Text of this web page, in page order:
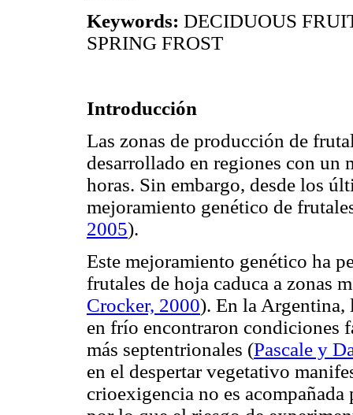
Keywords: DECIDUOUS
SPRING FROST
Introducción
Las zonas de producción de
desarrollado en regiones con
horas. Sin embargo, desde los
mejoramiento genético de
2005).
Este mejoramiento genético ha
frutales de hoja caduca a zonas
Crocker, 2000). En la Argentina,
en frío encontraron condiciones
más septentrionales (Pascale y
en el despertar vegetativo
crioexigencia no es